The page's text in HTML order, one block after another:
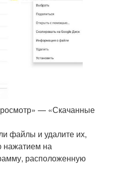
— «Скачанные
файлы и удалите их,
нажатием на
расположенную